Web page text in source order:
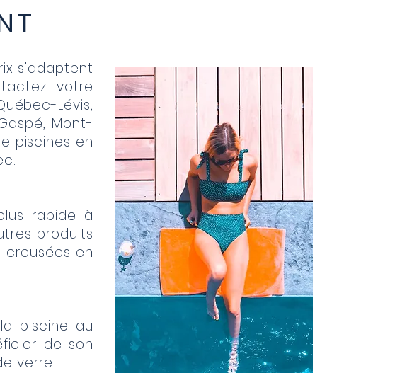
s'adaptent
votre
Lévis,
Mont-
piscines en
rapide à
produits
creusées en
piscine au
de son
verre.